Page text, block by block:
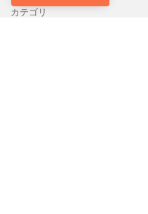
カテゴリ